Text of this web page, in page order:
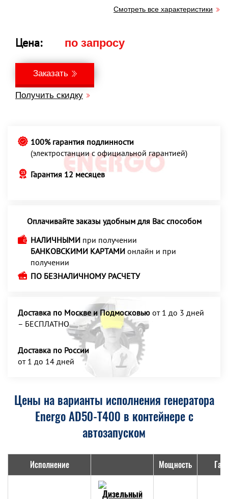
Смотреть все характеристики
Цена: по запросу
Заказать
Получить скидку
100% гарантия подлинности
(электростанции с официальной гарантией)
Гарантия 12 месяцев
Оплачивайте заказы удобным для Вас способом
НАЛИЧНЫМИ при получении
БАНКОВСКИМИ КАРТАМИ онлайн и при
получении
ПО БЕЗНАЛИЧНОМУ РАСЧЕТУ
Доставка по Москве и Подмосковью от 1 до 3 дней
– БЕСПЛАТНО
Доставка по России
от 1 до 14 дней
Цены на варианты исполнения генератора
Energo AD50-T400 в контейнере с
автозапуском
Исполнение Мощность